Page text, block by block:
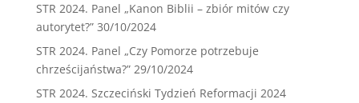
STR 2024. Panel „Kanon Biblii – zbiór mitów czy
autorytet?” 30/10/2024
STR 2024. Panel „Czy Pomorze potrzebuje
chrześcijaństwa?” 29/10/2024
STR 2024. Szczeciński Tydzień Reformacji 2024